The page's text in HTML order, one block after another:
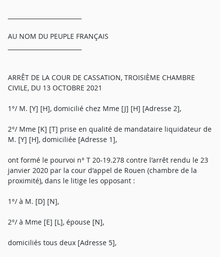
AU NOM DU PEUPLE FRANÇAIS
ARRÊT DE LA COUR DE CASSATION, TROISIÈME CHAMBRE
CIVILE, DU 13 OCTOBRE 2021
1°/ M. [Y] [H], domicilié chez Mme [J] [H] [Adresse 2],
2°/ Mme [K] [T] prise en qualité de mandataire liquidateur de
M. [Y] [H], domiciliée [Adresse 1],
ont formé le pourvoi n° T 20-19.278 contre l'arrêt rendu le 23
janvier 2020 par la cour d'appel de Rouen (chambre de la
proximité), dans le litige les opposant :
1°/ à M. [D] [N],
2°/ à Mme [E] [L], épouse [N],
domiciliés tous deux [Adresse 5],